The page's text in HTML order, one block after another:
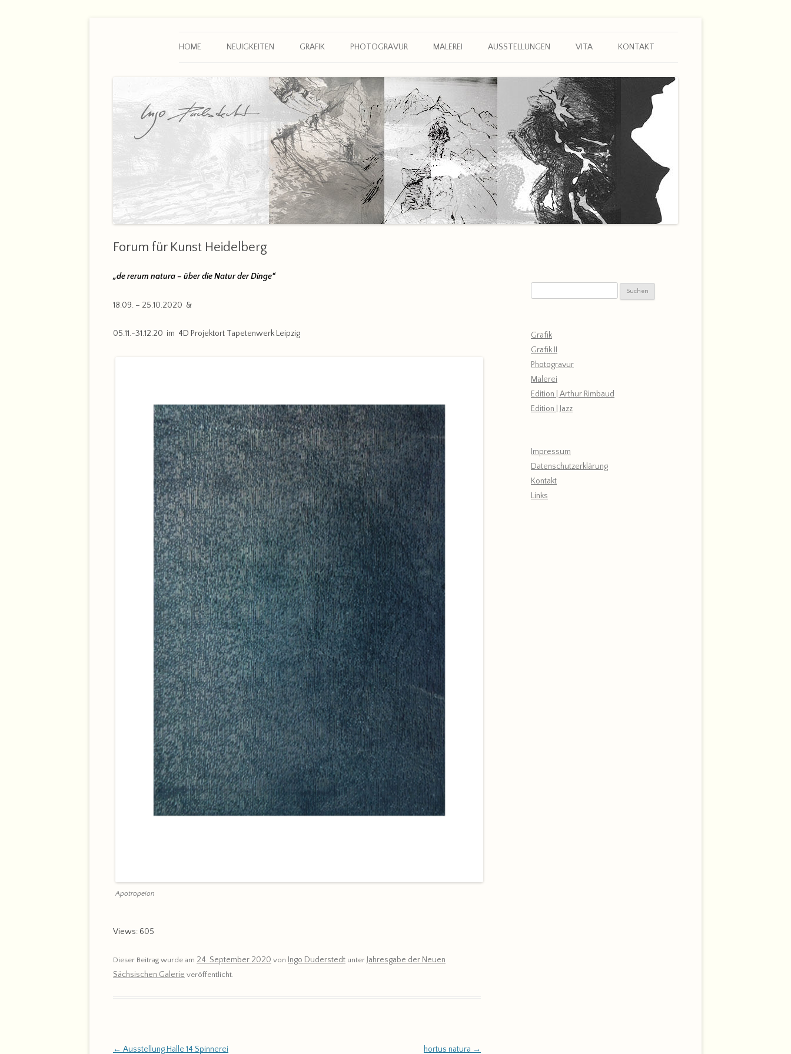
Ingo Duderstedt
HOME
NEUIGKEITEN GRAFIK
GRAFIK
GRAFIK II
EDITION EDITION | ARTHUR RIMBAUD
EDITION „JAZZ“
PHOTOGRAVUR MALEREI AUSSTELLUNGEN VITA KONTAKT
Forum für Kunst Heidelberg
„de rerum natura – über die Natur der Dinge“
18.09. – 25.10.2020 &
05.11.-31.12.20 im 4D Projektort Tapetenwerk Leipzig
Apotropeion
Views: 605
Dieser Beitrag wurde am 24. September 2020 von Ingo Duderstedt unter Jahresgabe der Neuen
Sächsischen Galerie veröffentlicht.
Beitragsnavigation
← Ausstellung Halle 14 Spinnerei hortus natura →
Grafik
Grafik II
Photogravur
Malerei
Edition | Arthur Rimbaud
Edition | Jazz
Impressum
Datenschutzerklärung
Kontakt
Links